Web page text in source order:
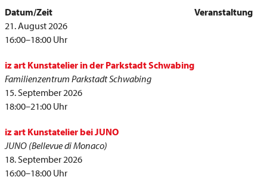
Datum/Zeit
Veranstaltung
21. August 2026
16:00–18:00 Uhr
iz art Kunstatelier in der Parkstadt Schwabing
Familienzentrum Parkstadt Schwabing
15. September 2026
18:00–21:00 Uhr
iz art Kunstatelier bei JUNO
JUNO (Bellevue di Monaco)
18. September 2026
16:00–18:00 Uhr